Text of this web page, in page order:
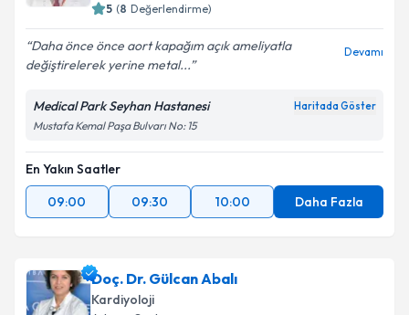
5 (8 Değerlendirme)
Daha önce önce aort kapağım açık ameliyatla
değiştirelerek yerine metal...
Devamı
Medical Park Seyhan Hastanesi Haritada Göster
Mustafa Kemal Paşa Bulvarı No: 15
En Yakın Saatler
09:00
09:30 10:00 Daha Fazla
Doç. Dr. Gülcan Abalı
Kardiyoloji